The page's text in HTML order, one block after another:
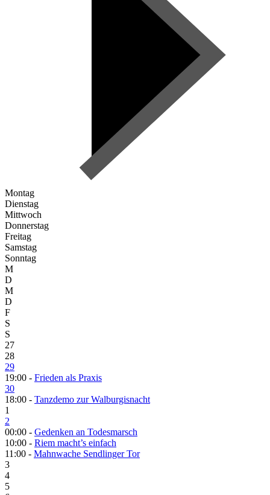
Montag
Dienstag
Mittwoch
Donnerstag
Freitag
Samstag
Sonntag
M
D
M
D
F
S
S
27
28
29
19:00 - Frieden als Praxis
30
18:00 - Tanzdemo zur Walburgisnacht
1
2
00:00 - Gedenken an Todesmarsch
10:00 - Riem macht’s einfach
11:00 - Mahnwache Sendlinger Tor
3
4
5